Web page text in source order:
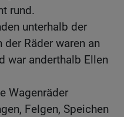
rund.
unterhalb der
Räder waren an
war anderthalb Ellen
Wagenräder
Felgen, Speichen